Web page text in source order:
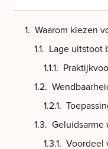
Waarom kiezen
Lage uitstoot
Voordeel